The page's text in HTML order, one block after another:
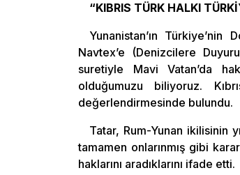
“KIBRIS TÜRK HALKI
Yunanistan’ın
Navtex’e (Denizcilere
suretiyle Mavi Vatan’da
olduğumuzu biliyoruz.
değerlendirmesinde bulundu.
Tatar, Rum-Yunan ikilisinin
tamamen onlarınmış gibi
haklarını aradıklarını ifade etti.